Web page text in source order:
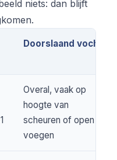
niets: dan blijft
Doorslaand vocht
Overal, vaak op
hoogte van
scheuren of open
voegen